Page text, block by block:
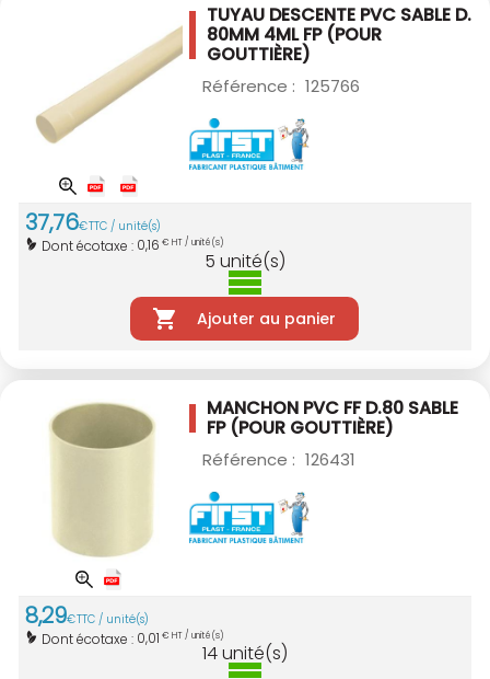
TUYAU DESCENTE PVC SABLE D.
80MM 4MLFP (POUR
GOUTTIÈRE)
Référence : 125766
37,76€TTC / unité(s)
Dont écotaxe : 0,16 € HT / unité(s)
5 unité(s)
Ajouter au panier
MANCHON PVC FF D.80 SABLE
FP (POUR GOUTTIÈRE)
Référence : 126431
8,29€TTC / unité(s)
Dont écotaxe : 0,01 € HT / unité(s)
14unité(s)